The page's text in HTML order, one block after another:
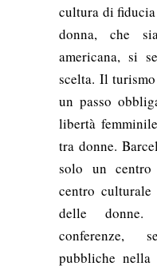
cultura di
donna, che
americana, si
scelta. Il
un passo
libertà
tra donne.
solo un
centro
delle donne.
conferenze,
pubbliche